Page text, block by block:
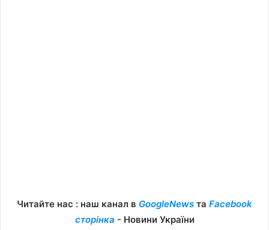
Читайте нас : наш канал в GoogleNews та Facebook
сторінка - Новини України